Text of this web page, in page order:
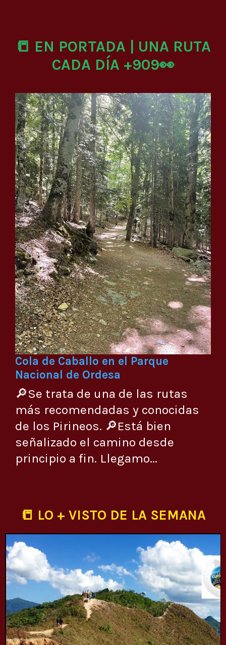
📒 EN PORTADA | UNA RUTA
CADA DÍA +909👀
Cola de Caballo en el Parque
Nacional de Ordesa
🔎Se trata de una de las rutas
más recomendadas y conocidas
de los Pirineos. 🔎Está bien
señalizado el camino desde
principio a fin. Llegamo...
📒 LO + VISTO DE LA SEMANA